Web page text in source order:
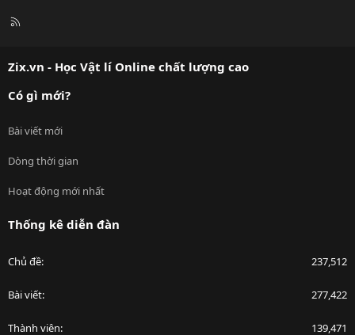
R
Zix.vn - Học Vật lí Online chất lượng cao
Có gì mới?
Bài viết mới
Dòng thời gian
Hoạt động mới nhất
Thống kê diễn đàn
Chủ đề 237,512
Bài viết 277,422
Thành viên 139,471